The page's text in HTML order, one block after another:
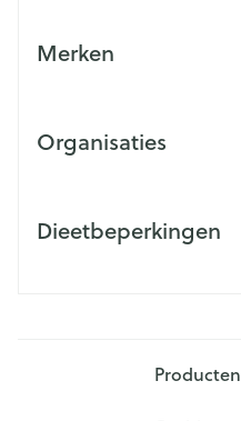
Merken
Organisaties
Dieetbeperkingen
Producten